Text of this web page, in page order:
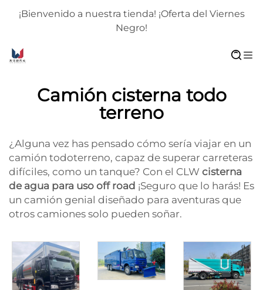
¡Bienvenido a nuestra tienda! ¡Oferta del Viernes
Negro!
Camión cisterna todo
terreno
¿Alguna vez has pensado cómo sería viajar en un
camión todoterreno, capaz de superar carreteras
difíciles, como un tanque? Con el CLW cisterna
de agua para uso off road ¡Seguro que lo harás! Es
un camión genial diseñado para aventuras que
otros camiones solo pueden soñar.